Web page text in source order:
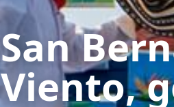
San
Viento,